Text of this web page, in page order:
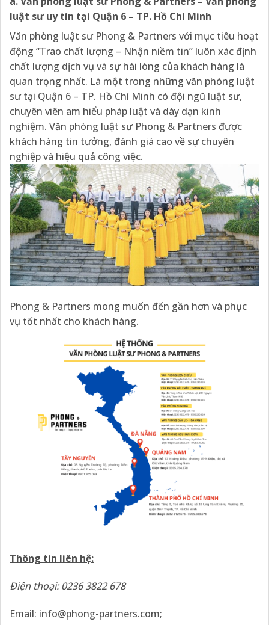
luật sư uy tín tại Quận 6 – TP. Hồ Chí Minh
Văn phòng luật sư Phong & Partners với mục tiêu hoạt
động “Trao chất lượng – Nhận niềm tin” luôn xác định
chất lượng dịch vụ và sự hài lòng của khách hàng là
quan trọng nhất. Là một trong những văn phòng luật
sư tại Quận 6 – TP. Hồ Chí Minh có đội ngũ luật sư,
chuyên viên am hiểu pháp luật và dày dạn kinh
nghiệm. Văn phòng luật sư Phong & Partners được
khách hàng tin tưởng, đánh giá cao về sự chuyên
nghiệp và hiệu quả công việc.
Phong & Partners mong muốn đến gần hơn và phục
vụ tốt nhất cho khách hàng.
Thông tin liên hệ:
Điện thoại: 0236 3822 678
Email: info@phong-partners.com;